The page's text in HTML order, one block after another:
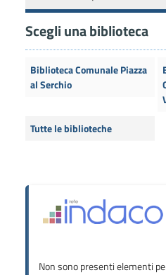
Scegli una biblioteca
Biblioteca Comunale Piazza
al Serchio
Tutte le biblioteche
Non sono presenti elementi